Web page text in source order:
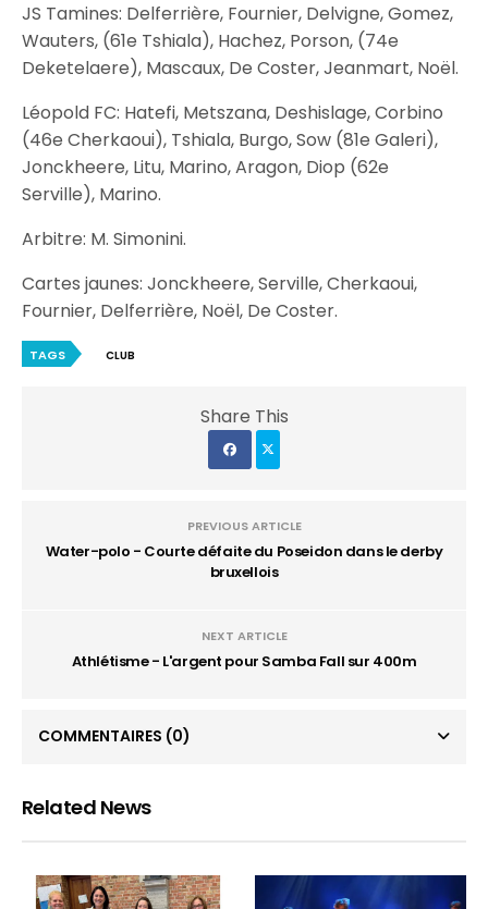
JS Tamines: Delferrière, Fournier, Delvigne, Gomez,
Wauters, (61e Tshiala), Hachez, Porson, (74e
Deketelaere), Mascaux, De Coster, Jeanmart, Noël.
Léopold FC: Hatefi, Metszana, Deshislage, Corbino
(46e Cherkaoui), Tshiala, Burgo, Sow (81e Galeri),
Jonckheere, Litu, Marino, Aragon, Diop (62e
Serville), Marino.
Arbitre: M. Simonini.
Cartes jaunes: Jonckheere, Serville, Cherkaoui,
Fournier, Delferrière, Noël, De Coster.
TAGS CLUB
Share This
PREVIOUS ARTICLE
Water-polo - Courte défaite du Poseidon dans le derby
bruxellois
NEXT ARTICLE
Athlétisme - L'argent pour Samba Fall sur 400m
COMMENTAIRES (0)
Related News